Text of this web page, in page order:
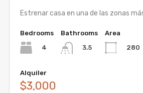
Estrenar casa en una de las zonas
Bedrooms
4
Bathrooms
3.5
Area
280
Alquiler
$3,000